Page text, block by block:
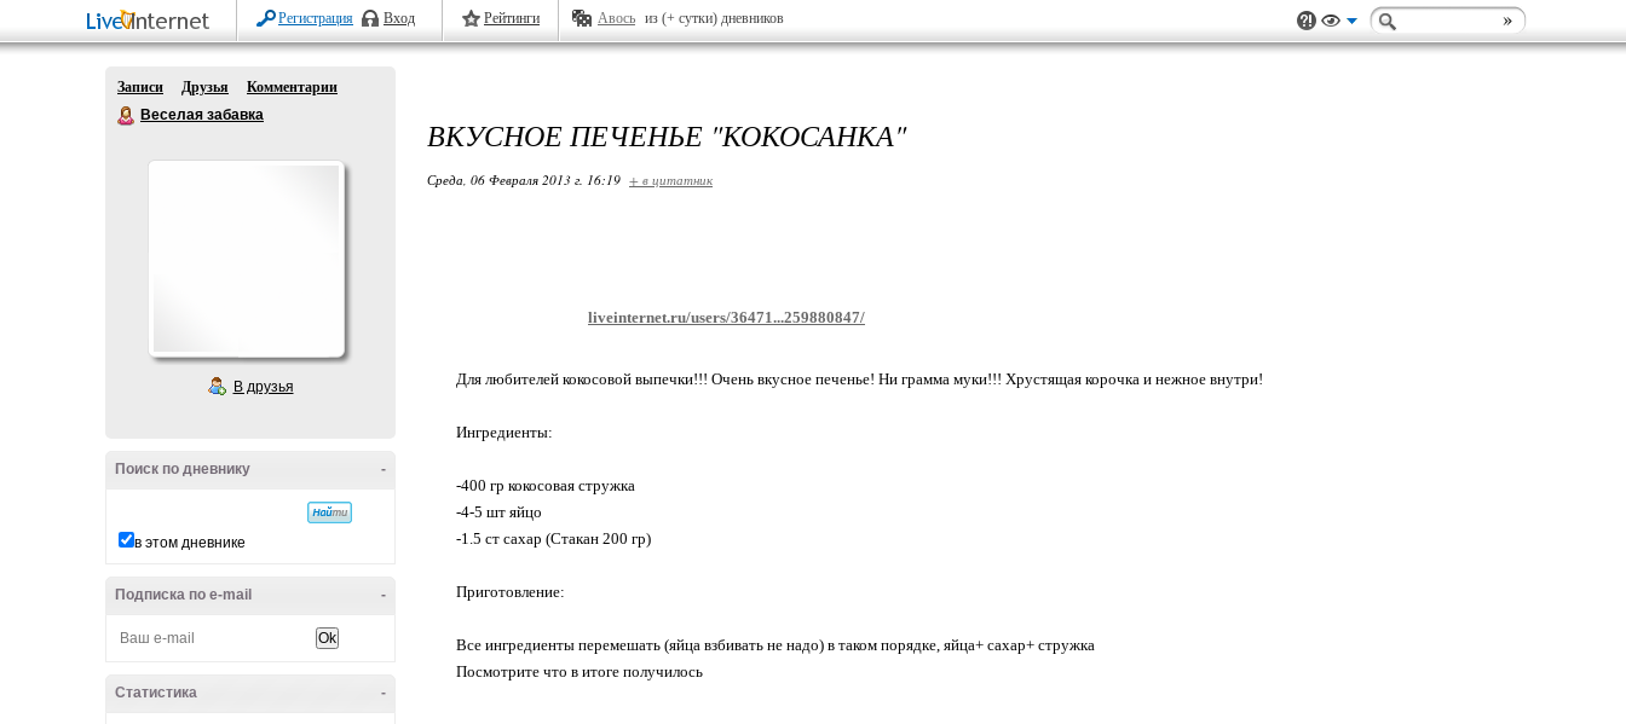
Регистрация Вход Рейтинги Авось из (+ сутки) дневников
Записи Друзья
Комментарии
Веселая забавка
В друзья
-
Поиск по дневнику
в этом дневнике
-
Подписка по e-mail
-
Статистика
ВКУСНОЕ ПЕЧЕНЬЕ "КОКОСАНКА"
Среда, 06 Февраля 2013 г. 16:19 + в цитатник
liveinternet.ru/users/36471...259880847/
Для любителей кокосовой выпечки!!! Очень вкусное печенье! Ни грамма муки!!! Хрустящая корочка и нежное внутри!
Ингредиенты:
-400 гр кокосовая стружка
-4-5 шт яйцо
-1.5 ст сахар (Стакан 200 гр)
Приготовление:
Все ингредиенты перемешать (яйца взбивать не надо) в таком порядке, яйца+ сахар+ стружка
Посмотрите что в итоге получилось